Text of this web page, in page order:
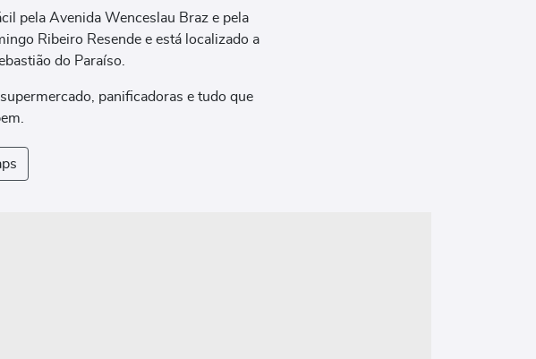
pela Avenida Wenceslau Braz e pela
Ribeiro Resende e está localizado a
do Paraíso.
panificadoras e tudo que